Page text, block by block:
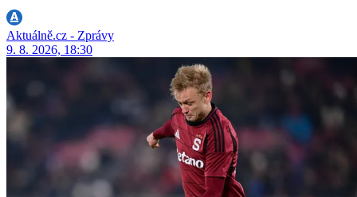
Aktuálně.cz - Zprávy
9. 8. 2026, 18:30